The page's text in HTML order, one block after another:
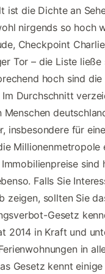
ist die Dichte an
nirgends so hoch
Checkpoint
Tor – die Liste ließe
hoch sind die
Im Durchschnitt
Menschen
insbesondere für
Millionenmetropole
sind
Falls Sie
zeigen, sollten Sie
Gesetz
2014 in Kraft und
in
Gesetz kennt einige